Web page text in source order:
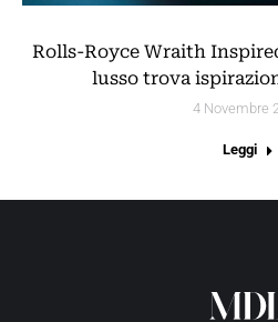
Rolls-Royce Wraith
lusso trova
4 Novembre
Leggi